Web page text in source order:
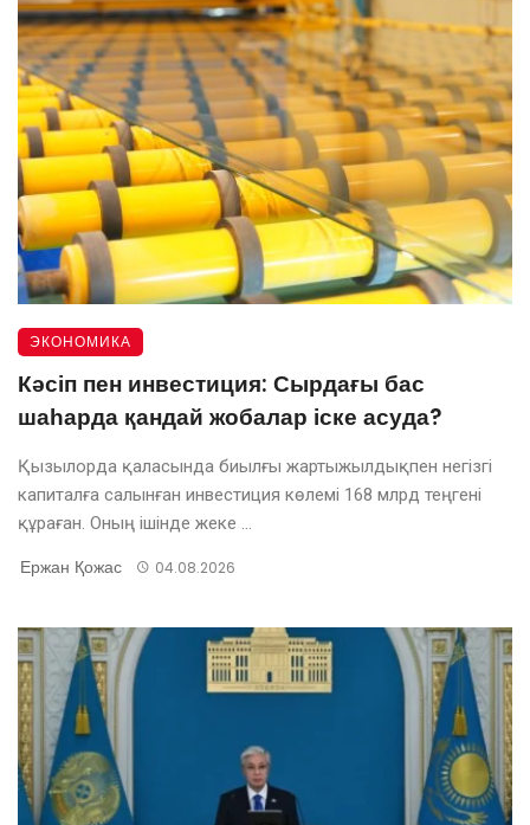
ЭКОНОМИКА
Кәсіп пен инвестиция: Сырдағы бас
шаһарда қандай жобалар іске асуда?
Қызылорда қаласында биылғы жартыжылдықпен негізгі
капиталға салынған инвестиция көлемі 168 млрд теңгені
құраған. Оның ішінде жеке ...
Ержан Қожас 04.08.2026